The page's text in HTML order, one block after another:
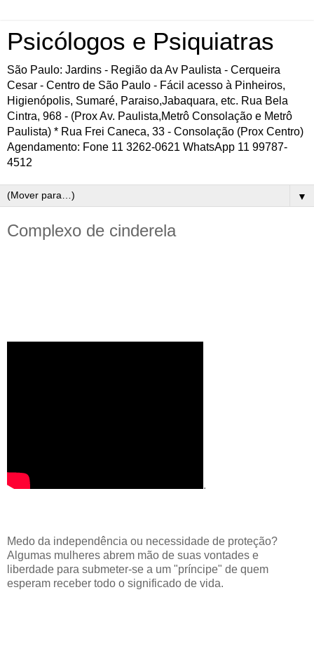
Psicólogos e Psiquiatras
São Paulo: Jardins - Região da Av Paulista - Cerqueira
Cesar - Centro de São Paulo - Fácil acesso à Pinheiros,
Higienópolis, Sumaré, Paraiso,Jabaquara, etc. Rua Bela
Cintra, 968 - (Prox Av. Paulista,Metrô Consolação e Metrô
Paulista) * Rua Frei Caneca, 33 - Consolação (Prox Centro)
Agendamento: Fone 11 3262-0621 WhatsApp 11 99787-
4512
▼
Complexo de cinderela
.
Medo da independência ou necessidade de proteção?
Algumas mulheres abrem mão de suas vontades e
liberdade para submeter-se a um "príncipe" de quem
esperam receber todo o significado de vida.